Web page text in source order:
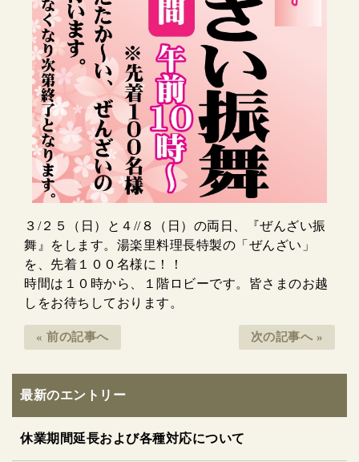
３/２５（日）と４//８（日）の両日、『ぜんざい振
舞』をします。湯楽里料理長特製の「ぜんざい」
を、先着１００名様に！！
時間は１０時から、１階ロビーです。皆さまのお越
しをお待ちしております。
« 前の記事へ 次の記事へ »
最新のエントリー
休業期間延長および各種対応について